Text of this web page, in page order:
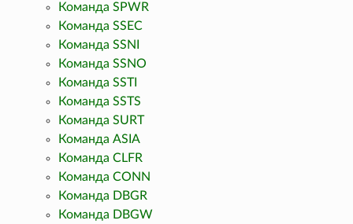
Команда SPWR
Команда SSEC
Команда SSNI
Команда SSNO
Команда SSTI
Команда SSTS
Команда SURT
Команда ASIA
Команда CLFR
Команда CONN
Команда DBGR
Команда DBGW